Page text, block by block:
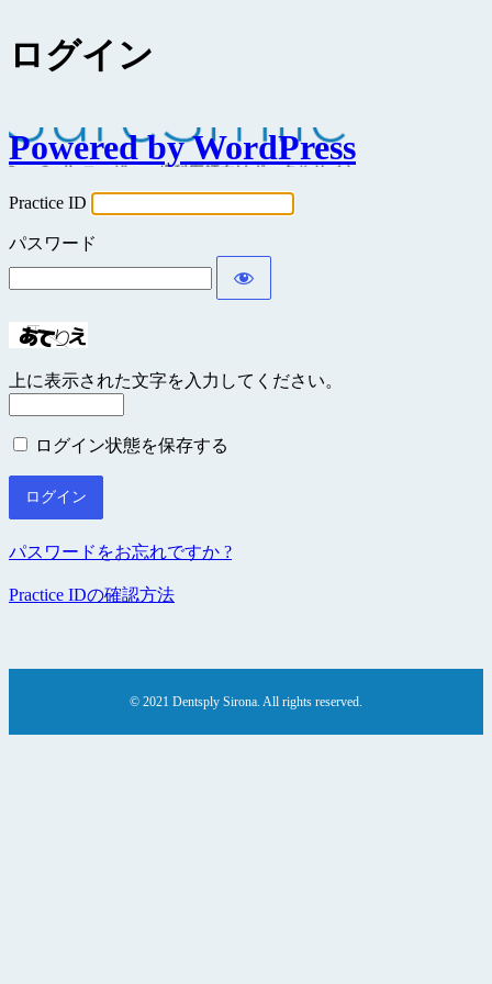
ログイン
Powered by WordPress
Practice ID
パスワード
上に表示された文字を入力してください。
ログイン状態を保存する
パスワードをお忘れですか ?
Practice IDの確認方法
© 2021 Dentsply Sirona. All rights reserved.